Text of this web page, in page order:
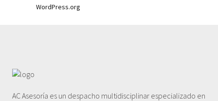
WordPress.org
AC Asesoría es un despacho multidisciplinar especializado en